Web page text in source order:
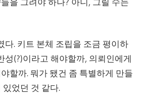
다. 키트 본체 조립을 조금 평이하
성(?)이라고 해야할까, 의뢰인에게
할까. 뭐가 됐건 좀 특별하게 만들
었던 것 같다.